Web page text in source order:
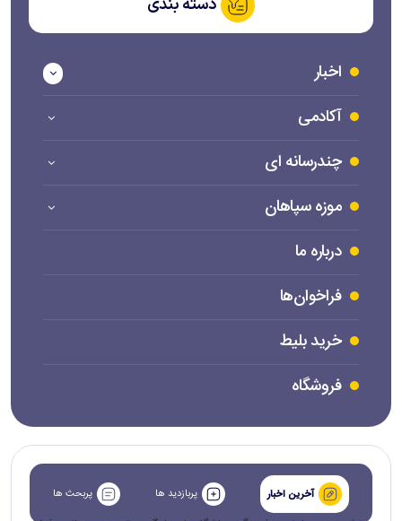
دسته بندی
اخبار
آکادمی
چندرسانه ای
موزه سپاهان
درباره ما
فراخوان‌ها
خرید بلیط
فروشگاه
آخرین اخبار پربازدید ها پربحث ها